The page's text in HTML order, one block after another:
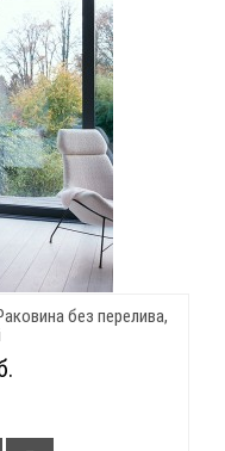
без перелива,